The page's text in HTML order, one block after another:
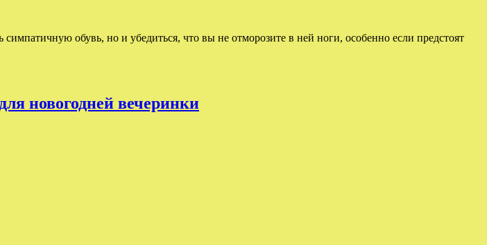
обувь, но и убедиться, что вы не отморозите в ней ноги, особенно если предстоят
новогодней вечеринки